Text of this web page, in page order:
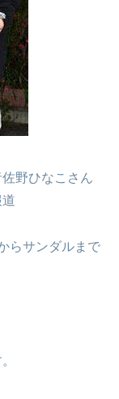
野ひなこさん
らサンダルまで